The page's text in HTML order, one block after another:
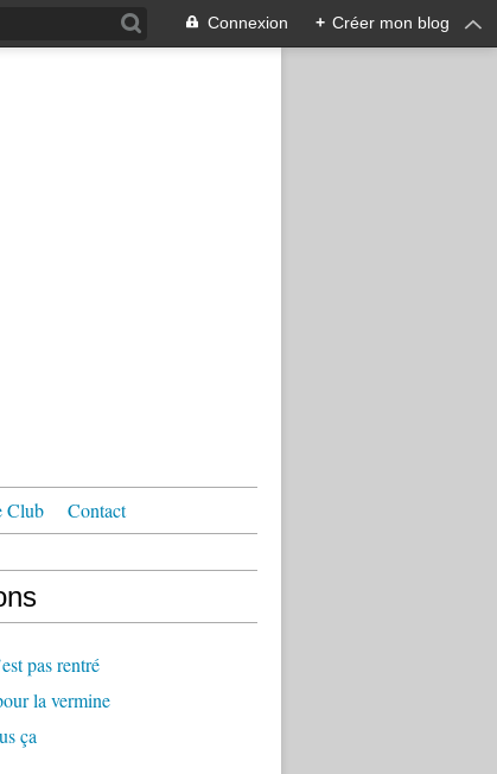
Connexion + Créer mon blog
Club Contact
pas rentré
la vermine
ça